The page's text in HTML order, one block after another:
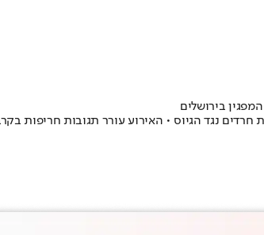
בירושלים
הפגנת חרדים נגד הגיוס • האירוע עורר תגובות